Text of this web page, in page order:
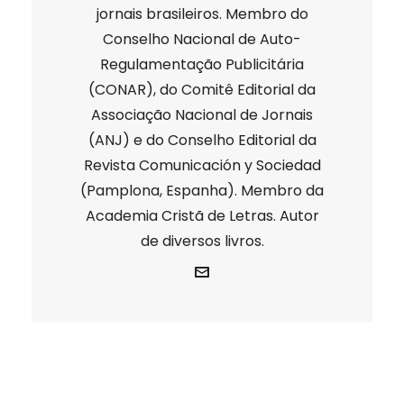
jornais brasileiros. Membro do
Conselho Nacional de Auto-
Regulamentação Publicitária
(CONAR), do Comitê Editorial da
Associação Nacional de Jornais
(ANJ) e do Conselho Editorial da
Revista Comunicación y Sociedad
(Pamplona, Espanha). Membro da
Academia Cristã de Letras. Autor
de diversos livros.